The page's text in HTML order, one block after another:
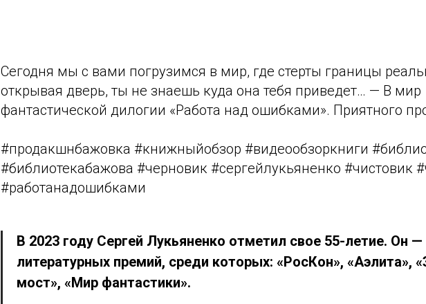
Сегодня мы с вами погрузимся в мир, где стерты границы
открывая дверь, ты не знаешь куда она тебя приведет… — В мир
фантастической дилогии «Работа над ошибками». Приятного
#продакшнбажовка #книжныйобзор #видеообзоркниги
#библиотекабажова #черновик #сергейлукьяненко #чистовик
#работанадошибками
В 2023 году Сергей Лукьяненко отметил свое 55-летие. Он —
литературных премий, среди которых: «РосКон», «Аэлита»,
мост», «Мир фантастики».